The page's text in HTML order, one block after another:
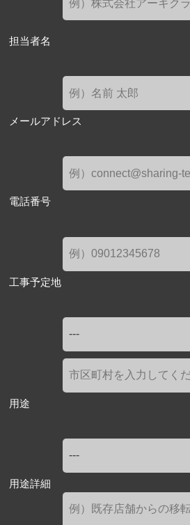
担当者名
メールアドレス
電話番号
工事予定地
用途
用途詳細